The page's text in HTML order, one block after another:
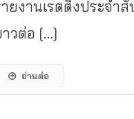
ยงานเรตติ้งประจำ
วต่อ […]
อ่านต่อ